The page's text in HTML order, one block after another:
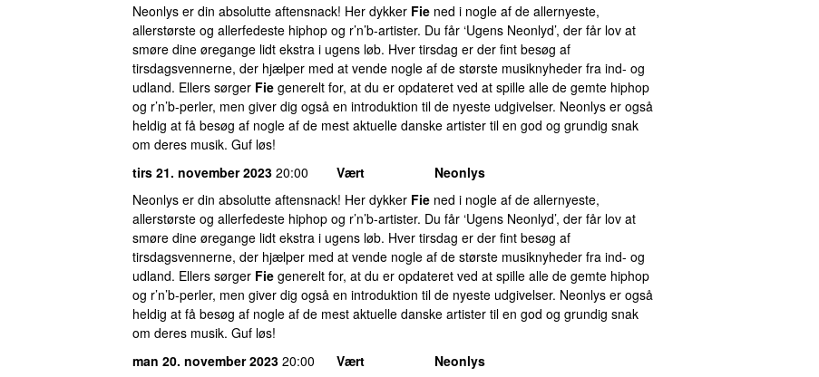
Neonlys er din absolutte aftensnack! Her dykker Fie ned i nogle af de allernyeste,
allerstørste og allerfedeste hiphop og r’n’b-artister. Du får ‘Ugens Neonlyd’, der får lov at
smøre dine øregange lidt ekstra i ugens løb. Hver tirsdag er der fint besøg af
tirsdagsvennerne, der hjælper med at vende nogle af de største musiknyheder fra ind- og
udland. Ellers sørger Fie generelt for, at du er opdateret ved at spille alle de gemte hiphop
og r’n’b-perler, men giver dig også en introduktion til de nyeste udgivelser. Neonlys er også
heldig at få besøg af nogle af de mest aktuelle danske artister til en god og grundig snak
om deres musik. Guf løs!
tirs 21. november 2023 20:00 Vært
Neonlys
Neonlys er din absolutte aftensnack! Her dykker Fie ned i nogle af de allernyeste,
allerstørste og allerfedeste hiphop og r’n’b-artister. Du får ‘Ugens Neonlyd’, der får lov at
smøre dine øregange lidt ekstra i ugens løb. Hver tirsdag er der fint besøg af
tirsdagsvennerne, der hjælper med at vende nogle af de største musiknyheder fra ind- og
udland. Ellers sørger Fie generelt for, at du er opdateret ved at spille alle de gemte hiphop
og r’n’b-perler, men giver dig også en introduktion til de nyeste udgivelser. Neonlys er også
heldig at få besøg af nogle af de mest aktuelle danske artister til en god og grundig snak
om deres musik. Guf løs!
man 20. november 2023 20:00 Vært
Neonlys